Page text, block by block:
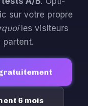
sur votre propre
les visiteurs
6 mois